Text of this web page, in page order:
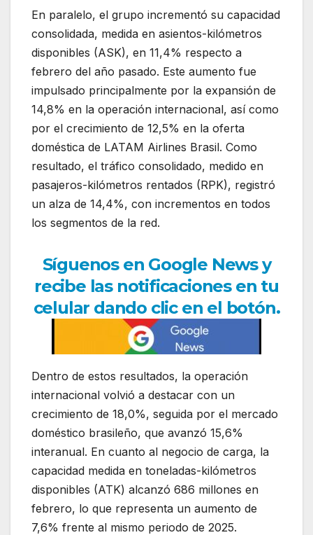
En paralelo, el grupo incrementó su capacidad
consolidada, medida en asientos-kilómetros
disponibles (ASK), en 11,4% respecto a
febrero del año pasado. Este aumento fue
impulsado principalmente por la expansión de
14,8% en la operación internacional, así como
por el crecimiento de 12,5% en la oferta
doméstica de LATAM Airlines Brasil. Como
resultado, el tráfico consolidado, medido en
pasajeros-kilómetros rentados (RPK), registró
un alza de 14,4%, con incrementos en todos
los segmentos de la red.
Síguenos en Google News y
recibe las notificaciones en tu
celular dando clic en el botón.
Dentro de estos resultados, la operación
internacional volvió a destacar con un
crecimiento de 18,0%, seguida por el mercado
doméstico brasileño, que avanzó 15,6%
interanual. En cuanto al negocio de carga, la
capacidad medida en toneladas-kilómetros
disponibles (ATK) alcanzó 686 millones en
febrero, lo que representa un aumento de
7,6% frente al mismo periodo de 2025.